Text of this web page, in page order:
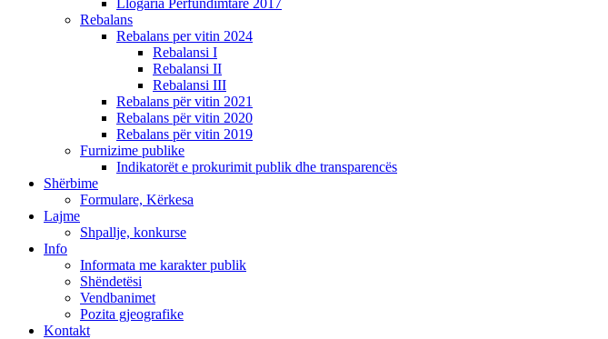
Llogaria Përfundimtare 2017
Rebalans
Rebalans per vitin 2024
Rebalansi I
Rebalansi II
Rebalansi III
Rebalans për vitin 2021
Rebalans për vitin 2020
Rebalans për vitin 2019
Furnizime publike
Indikatorët e prokurimit publik dhe transparencës
Shërbime
Formulare, Kërkesa
Lajme
Shpallje, konkurse
Info
Informata me karakter publik
Shëndetësi
Vendbanimet
Pozita gjeografike
Kontakt